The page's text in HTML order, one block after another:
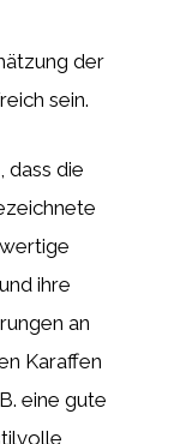
der
sein.
dass die
ihre
an
Karaffen
eine gute